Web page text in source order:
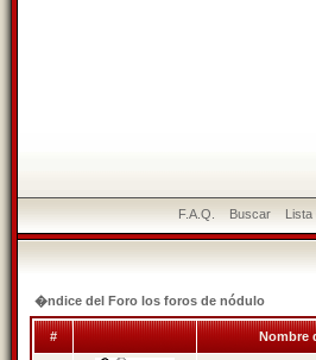
F.A.Q. Buscar Lista
�ndice del Foro los foros de nódulo
# Nombre